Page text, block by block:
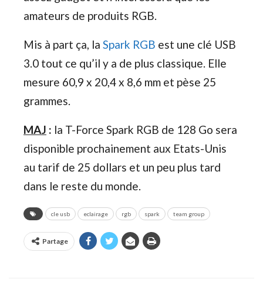
amateurs de produits RGB.
Mis à part ça, la Spark RGB est une clé USB
3.0 tout ce qu’il y a de plus classique. Elle
mesure 60,9 x 20,4 x 8,6 mm et pèse 25
grammes.
MAJ : la T-Force Spark RGB de 128 Go sera
disponible prochainement aux Etats-Unis
au tarif de 25 dollars et un peu plus tard
dans le reste du monde.
cle usb eclairage rgb spark team group
Partage